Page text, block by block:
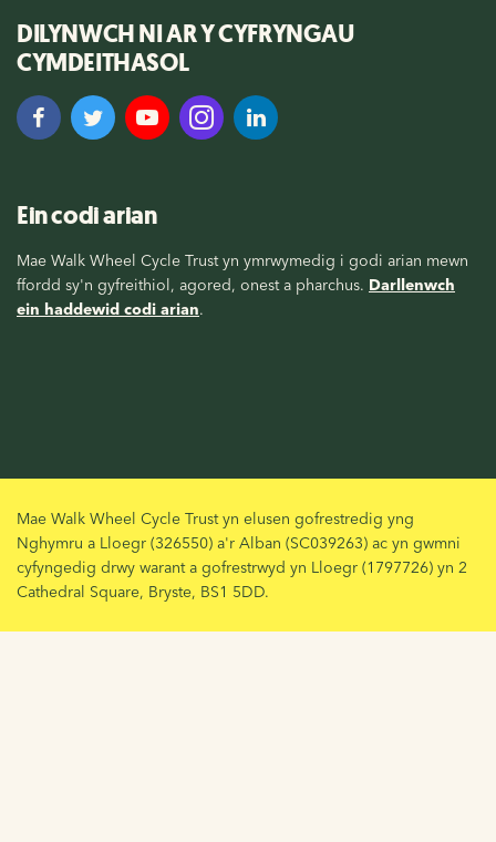
DILYNWCH NI AR Y CYFRYNGAU
CYMDEITHASOL
Ein codi arian
Mae Walk Wheel Cycle Trust yn ymrwymedig i godi arian mewn
ffordd sy'n gyfreithiol, agored, onest a pharchus. Darllenwch
ein haddewid codi arian.
Mae Walk Wheel Cycle Trust yn elusen gofrestredig yng
Nghymru a Lloegr (326550) a'r Alban (SC039263) ac yn gwmni
cyfyngedig drwy warant a gofrestrwyd yn Lloegr (1797726) yn 2
Cathedral Square, Bryste, BS1 5DD.